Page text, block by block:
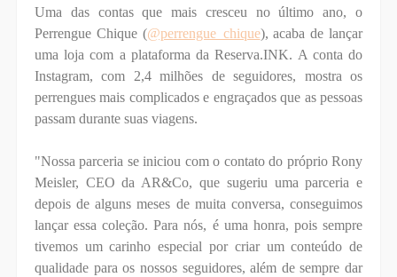
Uma das contas que mais cresceu no último ano, o
Perrengue Chique (@perrengue_chique), acaba de lançar
uma loja com a plataforma da Reserva.INK. A conta do
Instagram, com 2,4 milhões de seguidores, mostra os
perrengues mais complicados e engraçados que as pessoas
passam durante suas viagens.
"Nossa parceria se iniciou com o contato do próprio Rony
Meisler, CEO da AR&Co, que sugeriu uma parceria e
depois de alguns meses de muita conversa, conseguimos
lançar essa coleção. Para nós, é uma honra, pois sempre
tivemos um carinho especial por criar um conteúdo de
qualidade para os nossos seguidores, além de sempre dar